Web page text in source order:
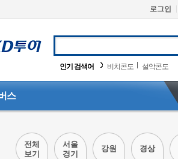
로그인
인기 검색어 비치콘도 설악콘도
스
전체
보기
서울
경기
강원 경상